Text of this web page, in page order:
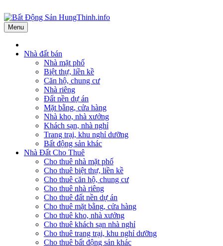
Menu
Nhà đất bán
Nhà mặt phố
Biệt thự, liền kề
Căn hộ, chung cư
Nhà riêng
Đất nền dự án
Mặt bằng, cửa hàng
Nhà kho, nhà xưởng
Khách sạn, nhà nghỉ
Trang trại, khu nghỉ dưỡng
Bất động sản khác
Nhà Đất Cho Thuê
Cho thuê nhà mặt phố
Cho thuê biệt thự, liền kề
Cho thuê căn hộ, chung cư
Cho thuê nhà riêng
Cho thuê đất nền dự án
Cho thuê mặt bằng, cửa hàng
Cho thuê kho, nhà xưởng
Cho thuê khách sạn nhà nghỉ
Cho thuê trang trại, khu nghỉ dưỡng
Cho thuê bất động sản khác